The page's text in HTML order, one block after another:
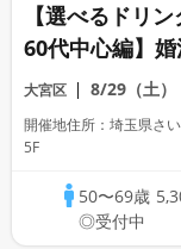
【選べるドリ
60代中心編】
真剣な出会い～
大宮区 8/29（土）
開催地住所：埼玉県さ
5F
50〜69歳
◎受付中